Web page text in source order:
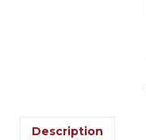
Description